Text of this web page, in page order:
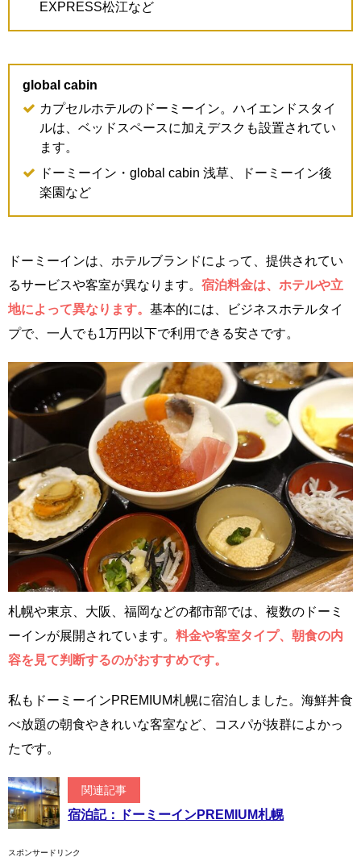
EXPRESS松江など
global cabin
カプセルホテルのドーミーイン。ハイエンドスタイ
ルは、ベッドスペースに加えデスクも設置されてい
ます。
ドーミーイン・global cabin 浅草、ドーミーイン後
楽園など
ドーミーインは、ホテルブランドによって、提供されてい
るサービスや客室が異なります。 宿泊料金は、ホテルや立
地によって異なります。 基本的には、ビジネスホテルタイ
プで、一人でも1万円以下で利用できる安さです。
札幌や東京、大阪、福岡などの都市部では、複数のドーミ
ーインが展開されています。 料金や客室タイプ、朝食の内
容を見て判断するのがおすすめです。
私もドーミーインPREMIUM札幌に宿泊しました。海鮮丼食
べ放題の朝食やきれいな客室など、コスパが抜群によかっ
たです。
関連記事
宿泊記：ドーミーインPREMIUM札幌
スポンサードリンク